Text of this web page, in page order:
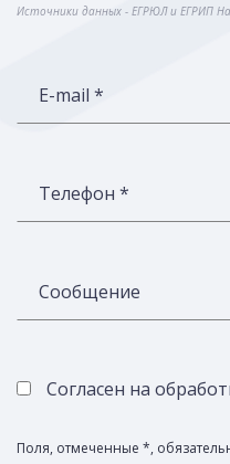
Источники данных - ЕГРЮЛ и ЕГРИП
E-mail *
Телефон *
Сообщение
Согласен на
Поля, отмеченные *,